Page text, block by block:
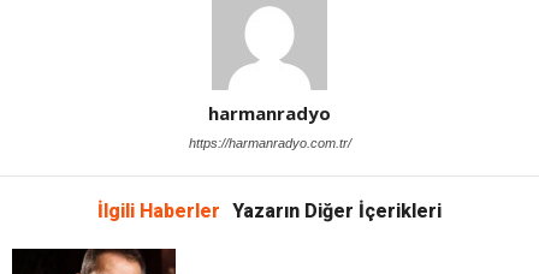
harmanradyo
https://harmanradyo.com.tr/
İlgili Haberler Yazarın Diğer İçerikleri